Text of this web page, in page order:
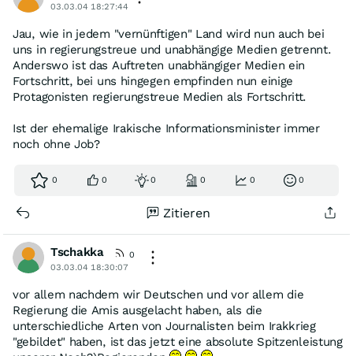
03.03.04 18:27:44
Jau, wie in jedem "vernünftigen" Land wird nun auch bei
uns in regierungstreue und unabhängige Medien getrennt.
Anderswo ist das Auftreten unabhängiger Medien ein
Fortschritt, bei uns hingegen empfinden nun einige
Protagonisten regierungstreue Medien als Fortschritt.
Ist der ehemalige Irakische Informationsminister immer
noch ohne Job?
0 0 0 0 0 0
Zitieren
Tschakka
0
03.03.04 18:30:07
vor allem nachdem wir Deutschen und vor allem die
Regierung die Amis ausgelacht haben, als die
unterschiedliche Arten von Journalisten beim Irakkrieg
"gebildet" haben, ist das jetzt eine absolute Spitzenleistung